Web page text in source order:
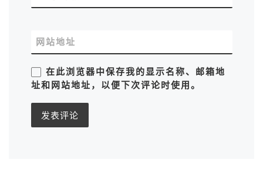
网站地址
在此浏览器中保存我的显示名称、邮箱地
址和网站地址，以便下次评论时使用。